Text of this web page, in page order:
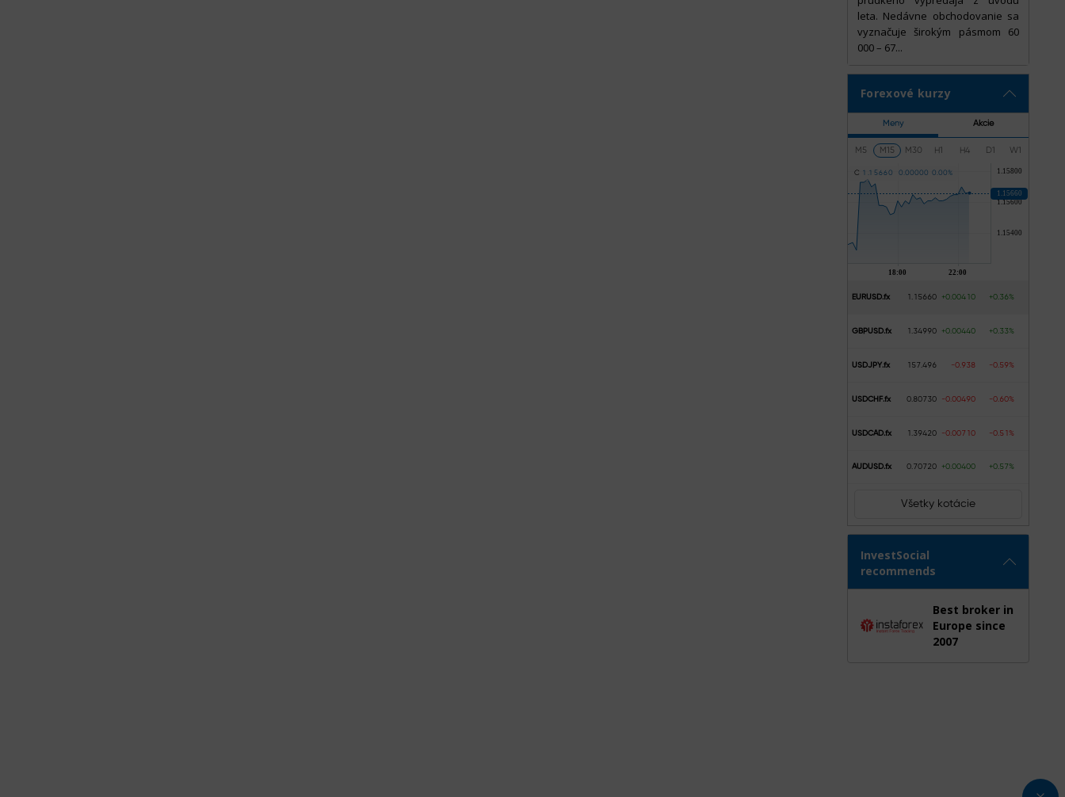
leta. Nedávne obchodovanie sa
vyznačuje širokým pásmom 60
000 – 67...
Forexové kurzy
Meny Akcie
M5 M15 M30 H1 H4 D1 W1
C 1 .1 5660 0 .00000 0 .00%
EURUSD.fx 1.15660 +0.00410 +0.36%
GBPUSD.fx 1.34990 +0.00440 +0.33%
USDJPY.fx 157.496 -0.938 -0.59%
USDCHF.fx 0.80730 -0.00490 -0.60%
USDCAD.fx 1.39420 -0.00710 -0.51%
AUDUSD.fx 0.70720 +0.00400 +0.57%
Všetky kotácie
InvestSocial
recommends
Best broker in
Europe since
2007